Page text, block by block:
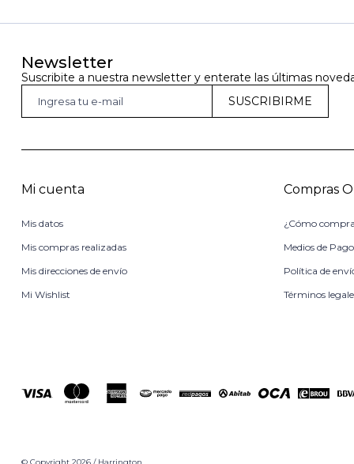
Newsletter
Suscribite a nuestra newsletter y enterate las últimas
SUSCRIBIRME
Mi cuenta
Mis datos
Mis compras realizadas
Mis direcciones de envío
Mi Wishlist
Compras
¿Cómo
Medios de Pago
Política de
Términos